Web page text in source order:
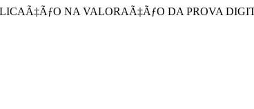
NA VALORAÃ‡ÃƒO DA PROVA